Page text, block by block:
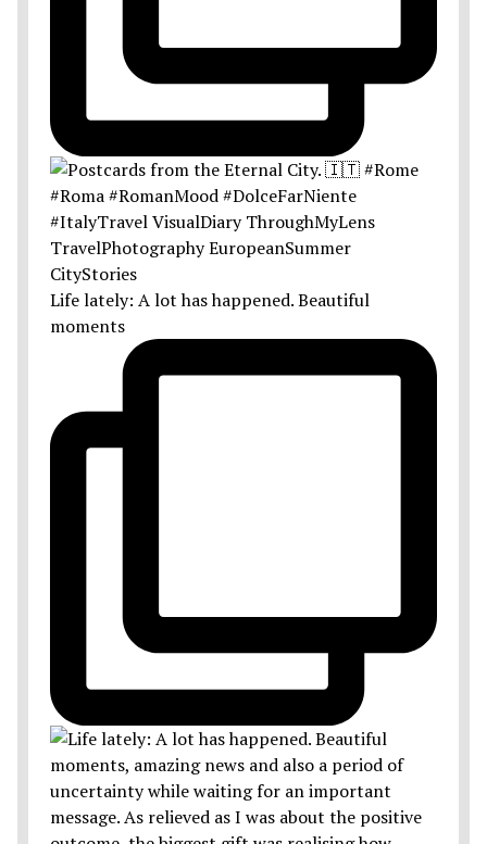
Life lately: A lot has happened. Beautiful
moments